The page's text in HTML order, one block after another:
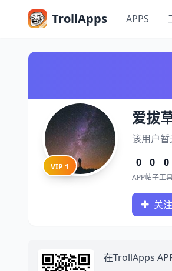
TrollApps APPS
VIP 1
爱拔
该用户
0
APP
0
帖子
0
工
关注
在TrollApps